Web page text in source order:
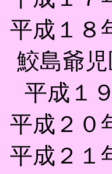
平成１８
鮫島爺児
平成１
平成２０
平成２１